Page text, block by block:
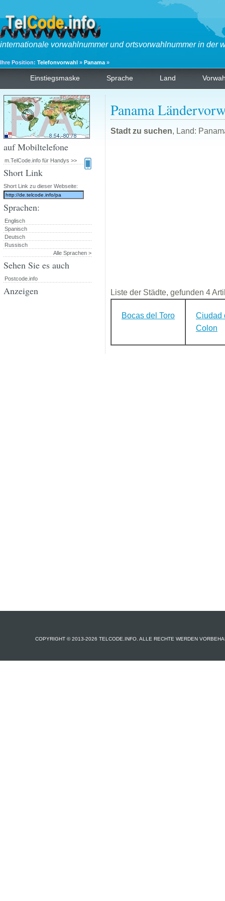
internationale vorwahlnummer und ortsvorwahlnummer in der
Ihre Position: Telefonvorwahl » Panama »
Einstiegsmaske Sprache Land
Panama
Stadt zu suchen, Land:
Liste der Städte, gefunden 4
Bocas del Toro
Ciudad
Colon
auf Mobiltelefone
m.TelCode.info für Handys >>
Short Link
Short Link zu dieser Webseite:
Sprachen:
Englisch
Spanisch
Deutsch
Russisch
Alle Sprachen >
Sehen Sie es auch
Postcode.info
Anzeigen
COPYRIGHT © 2013-2026 TELCODE.INFO. ALLE RECHTE WERDEN